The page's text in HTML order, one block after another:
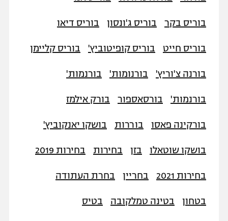
בוריס בקר בוריס ג'ונסון בוריס דיאו
בוריס חייט בוריס קופיטוביץ' בוריס קליימן
בורנה צ'וריץ' בורנומות' בורנמות'
בורנמות' בורסאספור בורק אילמז
בורקינה פאסו בוררות בושקו יאנקוביץ'
בושקו שוטאלו בזן בחירות בחירות 2019
בחירות 2021 בחריין בחרת העתודה
בטחון בטינה טמלקובה בטיס